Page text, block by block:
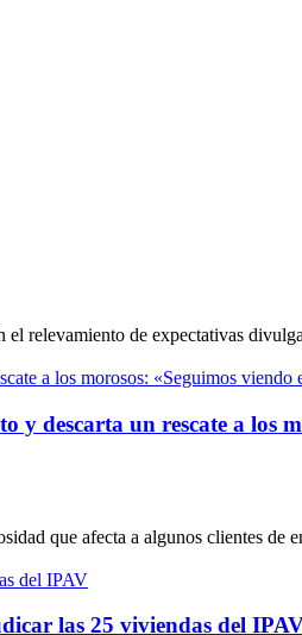
relevamiento de expectativas
descarta un rescate a los
que afecta a algunos clientes de
las 25 viviendas del